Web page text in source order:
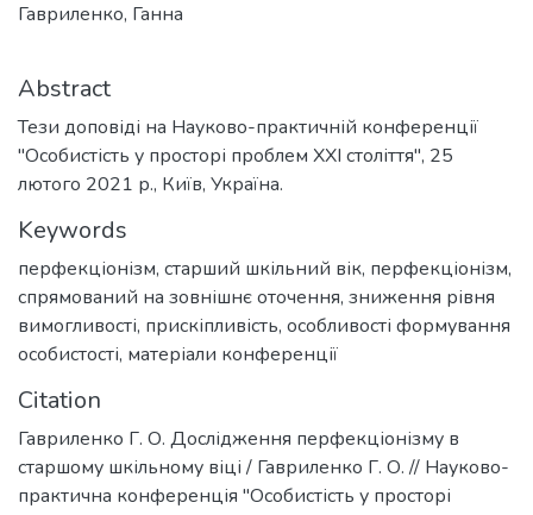
Гавриленко, Ганна
Abstract
Тези доповіді на Науково-практичній конференції
"Особистість у просторі проблем ХХІ століття", 25
лютого 2021 р., Київ, Україна.
Keywords
перфекціонізм, старший шкільний вік, перфекціонізм,
спрямований на зовнішнє оточення, зниження рівня
вимогливості, прискіпливість, особливості формування
особистості, матеріали конференції
Citation
Гавриленко Г. О. Дослідження перфекціонізму в
старшому шкільному віці / Гавриленко Г. О. // Науково-
практична конференція "Особистість у просторі